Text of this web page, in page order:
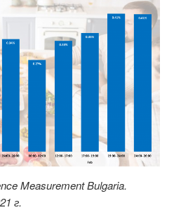
Measurement Bulgaria.
г.